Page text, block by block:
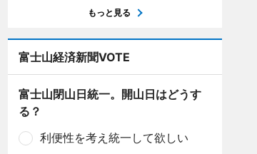
もっと見る
富士山経済新聞VOTE
富士山閉山日統一。開山日はどうす
る？
利便性を考え統一して欲しい